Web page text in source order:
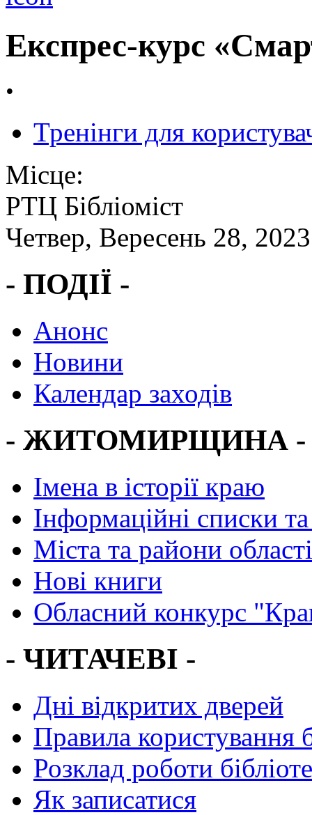
Експрес-курс
.
Тренінги для
Місце:
РТЦ Бібліоміст
Четвер, Вересень 28,
- ПОДІЇ -
Анонс
Новини
Календар заходів
- ЖИТОМИРЩИНА -
Імена в історії краю
Інформаційні списки
Міста та райони області
Нові книги
Обласний конкурс
- ЧИТАЧЕВІ -
Дні відкритих дверей
Правила користування
Розклад роботи
Як записатися